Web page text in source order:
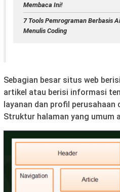
Membaca Ini!
7 Tools Pemrograman Berbasis
Menulis Coding
Sebagian besar situs web
artikel atau berisi informasi
layanan dan profil perusahaan
Struktur halaman yang umum